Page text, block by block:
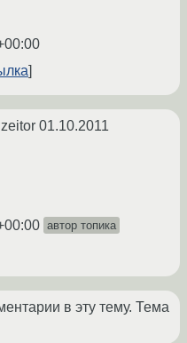
01.10.2011
автор топика
в эту тему. Тема